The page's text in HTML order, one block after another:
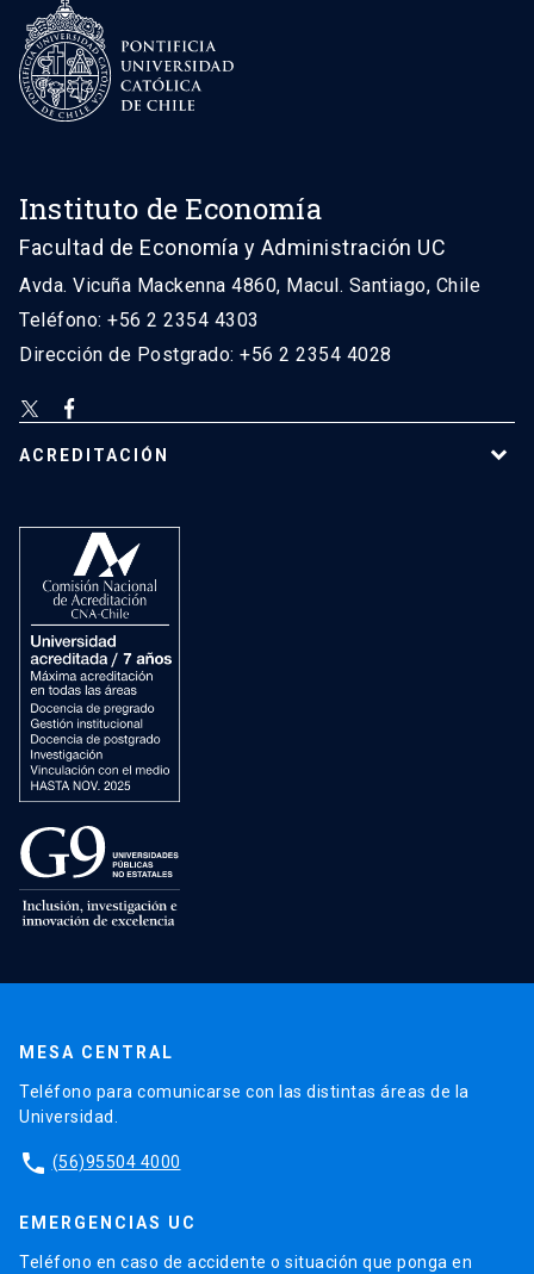
Instituto de Economía
Facultad de Economía y Administración UC
Avda. Vicuña Mackenna 4860, Macul. Santiago, Chile
Teléfono: +56 2 2354 4303
Dirección de Postgrado: +56 2 2354 4028
ACREDITACIÓN
MESA CENTRAL
Teléfono para comunicarse con las distintas áreas de la
Universidad.
phone (56)95504 4000
EMERGENCIAS UC
Teléfono en caso de accidente o situación que ponga en